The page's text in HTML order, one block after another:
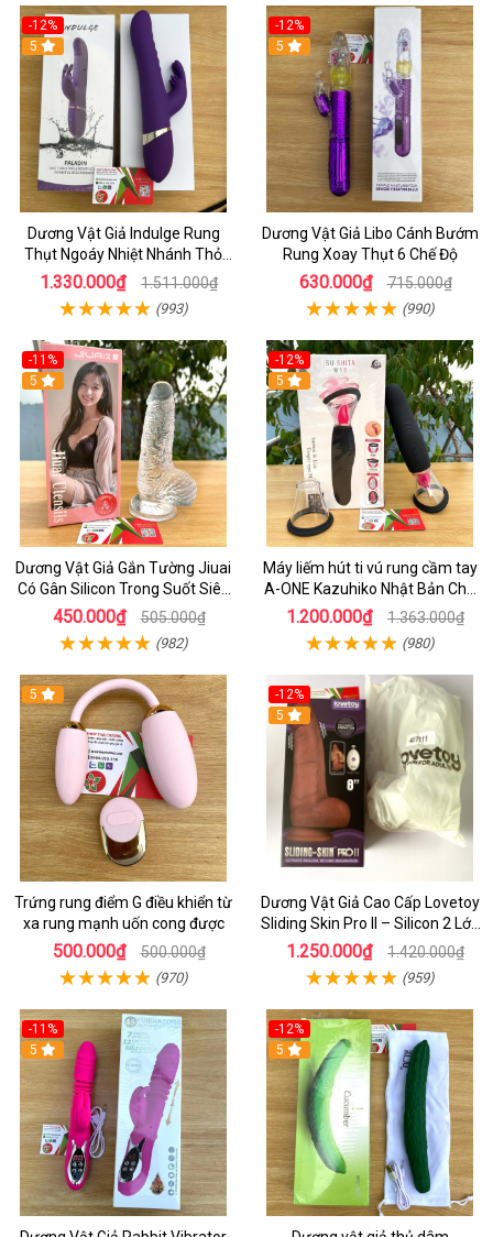
-12%
5
Dương Vật Giả Indulge Rung
Thụt Ngoáy Nhiệt Nhánh Thỏ
Kích Điểm G
1.330.000₫ 1.511.000₫
(993)
-12%
5
Dương Vật Giả Libo Cánh Bướm
Rung Xoay Thụt 6 Chế Độ
630.000₫ 715.000₫
(990)
-11%
5
Dương Vật Giả Gắn Tường Jiuai
Có Gân Silicon Trong Suốt Siêu
Mềm
450.000₫ 505.000₫
(982)
-12%
5
Máy liếm hút ti vú rung cầm tay
A-ONE Kazuhiko Nhật Bản Cho
Nữ massage
1.200.000₫ 1.363.000₫
(980)
5
Trứng rung điểm G điều khiển từ
xa rung mạnh uốn cong được
500.000₫ 500.000₫
(970)
-12%
5
Dương Vật Giả Cao Cấp Lovetoy
Sliding Skin Pro II – Silicon 2 Lớp
Mềm Mịn, Rung Đa Tần Từ Xa
1.250.000₫ 1.420.000₫
(959)
-11%
5
-12%
5